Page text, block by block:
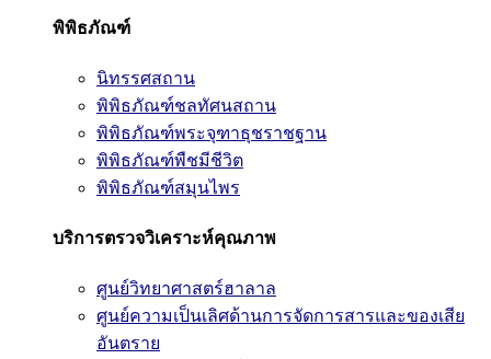
พิพิธภัณฑ์
นิทรรศสถาน
พิพิธภัณฑ์ชลทัศนสถาน
พิพิธภัณฑ์พระจุฑาธุชราชฐาน
พิพิธภัณฑ์พืชมีชีวิต
พิพิธภัณฑ์สมุนไพร
บริการตรวจวิเคราะห์คุณภาพ
ศูนย์วิทยาศาสตร์ฮาลาล
ศูนย์ความเป็นเลิศด้านการจัดการสารและของเสีย
อันตราย